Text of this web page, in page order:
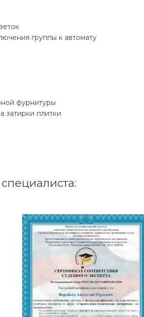
группы к автомату
фурнитуры
затирки плитки